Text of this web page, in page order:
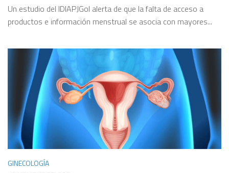
Un estudio del IDIAPJGol alerta de que la falta de acceso a
productos e información menstrual se asocia con mayores...
GINECOLOGÍA